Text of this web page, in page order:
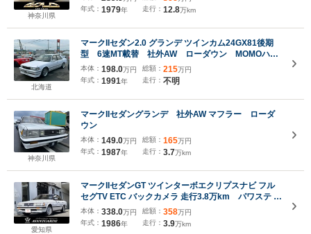
神奈川県
年式： 1979年
走行： 12.8万km
北海道
マークIIセダン2.0 グランデ ツインカム24GX81後期
型 6速MT載替 社外AW ローダウン MOMOハン
ドル 社外シフトノブ
本体： 198.0万円
年式： 1991年
総額： 215万円
走行： 不明
神奈川県
マークIIセダングランデ 社外AW マフラー ローダ
ウン
本体： 149.0万円
年式： 1987年
総額： 165万円
走行： 3.7万km
愛知県
マークIIセダンGT ツインターボエクリプスナビ フル
セグTV ETC バックカメラ 走行3.8万km パワステ パ
ワーウィンドウ
本体： 338.0万円
年式： 1986年
総額： 358万円
走行： 3.9万km